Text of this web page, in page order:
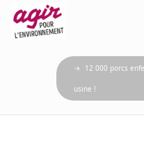
→ 12 000 porcs
usine !